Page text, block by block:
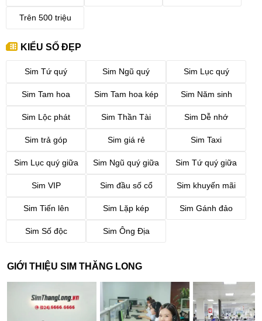
Trên 500 triệu
KIỂU SỐ ĐẸP
Sim Tứ quý Sim Ngũ quý Sim Lục quý
Sim Tam hoa Sim Tam hoa kép Sim Năm sinh
Sim Lộc phát Sim Thần Tài Sim Dễ nhớ
Sim trả góp Sim giá rẻ Sim Taxi
Sim Lục quý giữa Sim Ngũ quý giữa Sim Tứ quý giữa
Sim VIP Sim đầu số cổ Sim khuyến mãi
Sim Tiến lên Sim Lặp kép Sim Gánh đảo
Sim Số độc Sim Ông Địa
GIỚI THIỆU SIM THĂNG LONG